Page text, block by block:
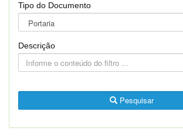
Tipo do Documento
Descrição
Pesquisar